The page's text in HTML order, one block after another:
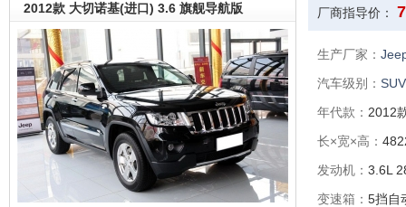
2012款 大切诺基(进口) 3.6 旗舰导航版 厂商指导价：
生产厂家：
汽车级别： SUV
年代款： 2012
长×宽×高：
发动机： 3.6L
变速箱： 5挡自